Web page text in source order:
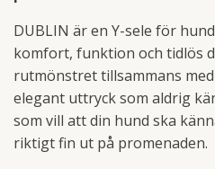
DUBLIN är en Y-sele för
komfort, funktion och tidlös
rutmönstret tillsammans
elegant uttryck som aldrig
som vill att din hund ska
riktigt fin ut på promenaden.